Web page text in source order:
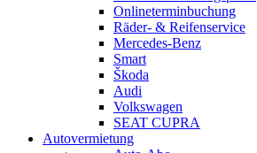
Onlineterminbuchung
Räder- & Reifenservice
Mercedes-Benz
Smart
Škoda
Audi
Volkswagen
SEAT CUPRA
Autovermietung